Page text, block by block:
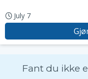
July 7
Fant du ikke